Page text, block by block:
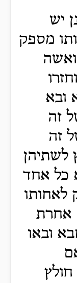
יש
מספק
ובא
זה
זה
לשתיהן
כל אחד
לאחותו
אחרת
ובאו
חולץ